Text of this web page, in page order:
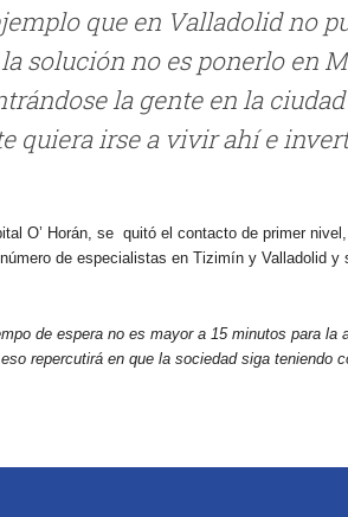
que en Valladolid no
solución no es ponerlo en
la gente en la
quiera irse a vivir ahí e
O’ Horán, se quitó el contacto de primer
número de especialistas en Tizimín y Valladolid y
de espera no es mayor a 15 minutos para la
repercutirá en que la sociedad siga teniendo